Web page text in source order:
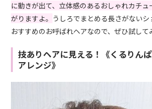
に動きが出て、立体感のあるおしゃれカチ
がりますよ。 うしろでまとめる長さがない
おすすめのお呼ばれヘアなので、ぜひ試して
技ありヘアに見える！《くるりん
アレンジ》